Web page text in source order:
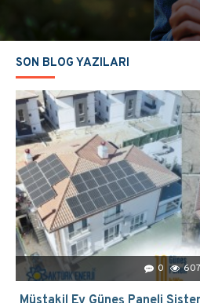
SON BLOG YAZILARI
0 957